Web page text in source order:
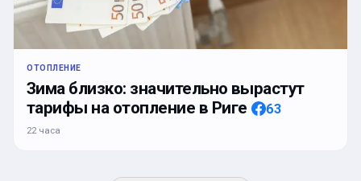
ОТОПЛЕНИЕ
Зима близко: значительно вырастут
тарифы на отопление в Риге
63
22 часа